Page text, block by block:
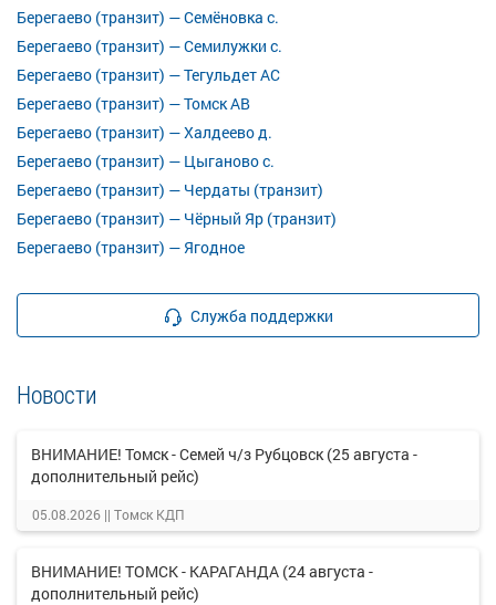
Берегаево (транзит) — Семёновка с.
Берегаево (транзит) — Семилужки с.
Берегаево (транзит) — Тегульдет АС
Берегаево (транзит) — Томск АВ
Берегаево (транзит) — Халдеево д.
Берегаево (транзит) — Цыганово с.
Берегаево (транзит) — Чердаты (транзит)
Берегаево (транзит) — Чёрный Яр (транзит)
Берегаево (транзит) — Ягодное
Служба поддержки
Новости
ВНИМАНИЕ! Томск - Семей ч/з Рубцовск (25 августа -
дополнительный рейс)
05.08.2026 || Томск КДП
ВНИМАНИЕ! ТОМСК - КАРАГАНДА (24 августа -
дополнительный рейс)